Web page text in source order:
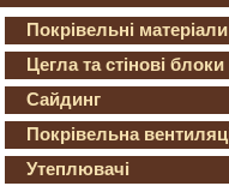
Покрівельні матеріали
Цегла та стінові блоки
Сайдинг
Покрівельна
Утеплювачі